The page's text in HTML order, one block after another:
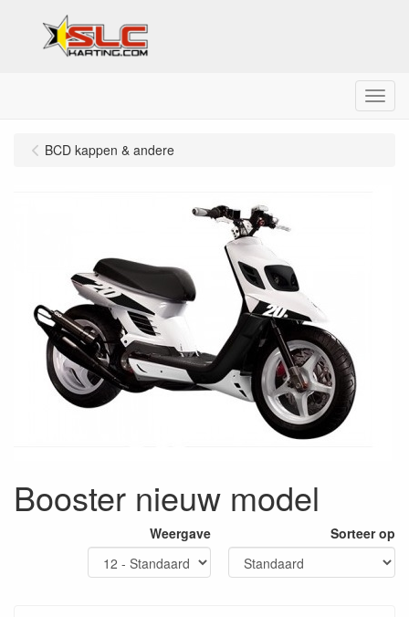
Menu
BCD kappen & andere
Booster nieuw model
Weergave Sorteer op